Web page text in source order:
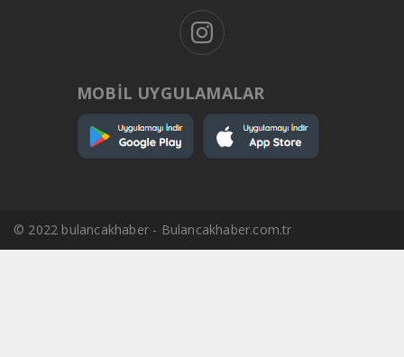
MOBİL UYGULAMALAR
© 2022 bulancakhaber - Bulancakhaber.com.tr